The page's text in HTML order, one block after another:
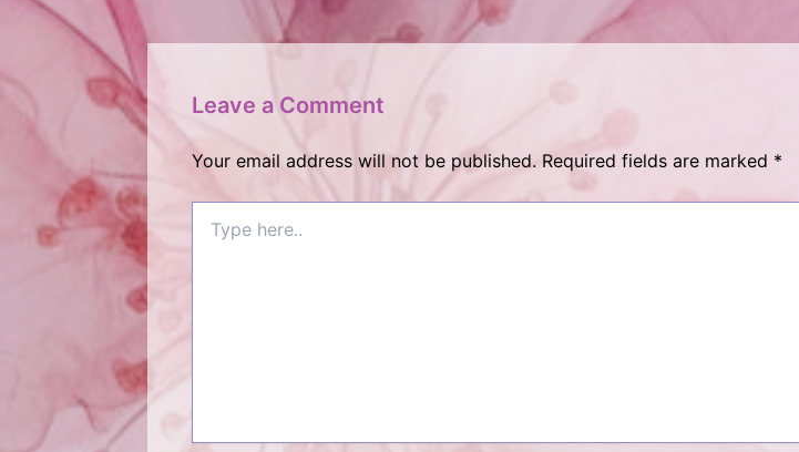
Leave a Comment
Your email address will not be published. Required fields are marked *
here..